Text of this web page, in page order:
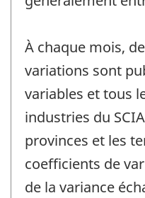
À chaque mois,
variations sont
variables et tous
industries du
provinces et les
coefficients de
de la variance